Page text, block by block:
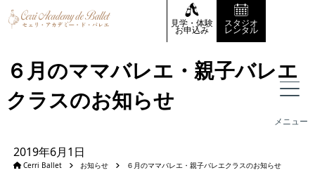
見学・体験
お申込み
スタジオ
レンタル
メニュー
６月のママバレエ・親子バレエ
クラスのお知らせ
2019年6月1日
Cerri Ballet お知らせ ６月のママバレエ・親子バレエクラスのお知らせ